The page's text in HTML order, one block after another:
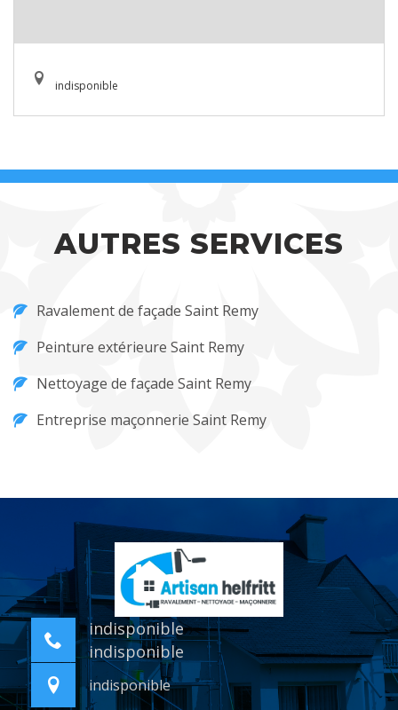
indisponible
AUTRES SERVICES
Ravalement de façade Saint Remy
Peinture extérieure Saint Remy
Nettoyage de façade Saint Remy
Entreprise maçonnerie Saint Remy
indisponible
indisponible
indisponible